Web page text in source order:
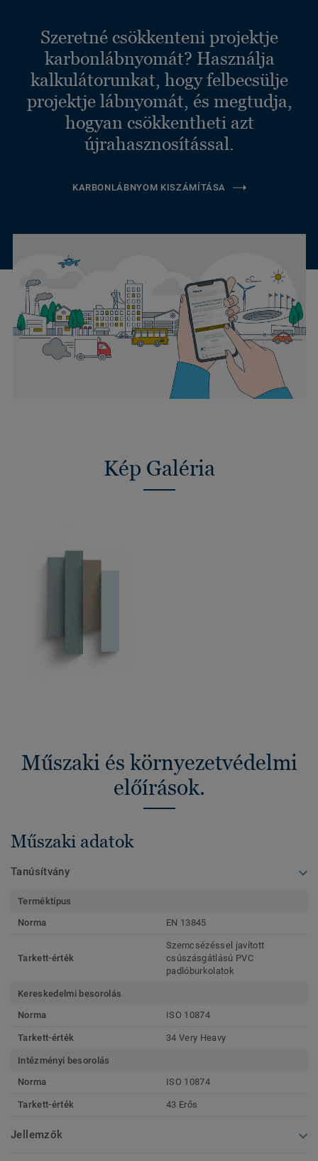
Szeretné csökkenteni projektje
karbonlábnyomát? Használja
kalkulátorunkat, hogy felbecsülje
projektje lábnyomát, és megtudja,
hogyan csökkentheti azt
újrahasznosítással.
KARBONLÁBNYOM KISZÁMÍTÁSA
Kép Galéria
Műszaki és környezetvédelmi
előírások.
Műszaki adatok
Tanúsítvány
Terméktípus
Norma
EN 13845
Tarkett-érték
Szemcsézéssel javított
csúszásgátlású PVC
padlóburkolatok
Kereskedelmi besorolás
Norma
ISO 10874
Tarkett-érték 34 Very Heavy
Intézményi besorolás
Norma
ISO 10874
Tarkett-érték 43 Erős
Jellemzők